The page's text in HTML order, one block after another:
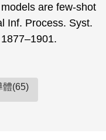
are few-shot
Inf. Process. Syst.
體(65)